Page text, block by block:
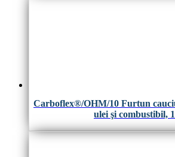
Carboflex®/OHM/10 Furtun
ulei şi combustibil,